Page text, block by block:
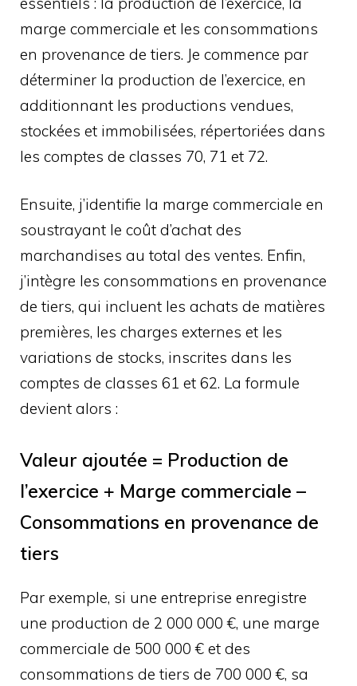
marge commerciale et les consommations
en provenance de tiers. Je commence par
déterminer la production de l’exercice, en
additionnant les productions vendues,
stockées et immobilisées, répertoriées dans
les comptes de classes 70, 71 et 72.
Ensuite, j’identifie la marge commerciale en
soustrayant le coût d’achat des
marchandises au total des ventes. Enfin,
j’intègre les consommations en provenance
de tiers, qui incluent les achats de matières
premières, les charges externes et les
variations de stocks, inscrites dans les
comptes de classes 61 et 62. La formule
devient alors :
Valeur ajoutée = Production de
l’exercice + Marge commerciale –
Consommations en provenance de
tiers
Par exemple, si une entreprise enregistre
une production de 2 000 000 €, une marge
commerciale de 500 000 € et des
consommations de tiers de 700 000 €, sa